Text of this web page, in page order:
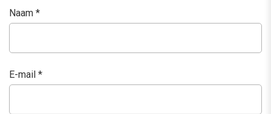
Naam *
E-mail *